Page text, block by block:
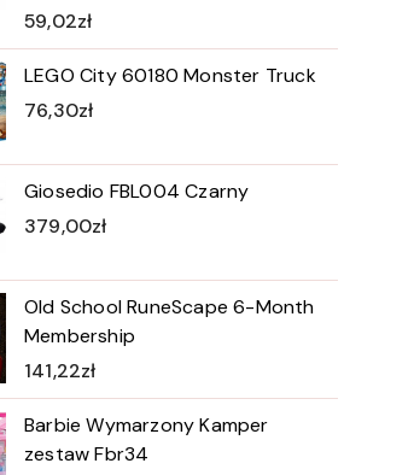
59,02zł
LEGO City 60180 Monster Truck
76,30zł
Giosedio FBL004 Czarny
379,00zł
Old School RuneScape 6-Month
Membership
141,22zł
Barbie Wymarzony Kamper
zestaw Fbr34